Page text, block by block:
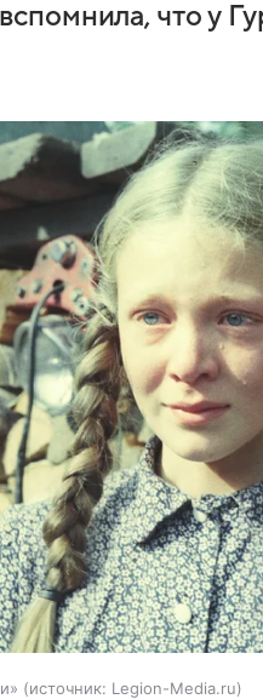
что у
источник: Legion-Media.ru